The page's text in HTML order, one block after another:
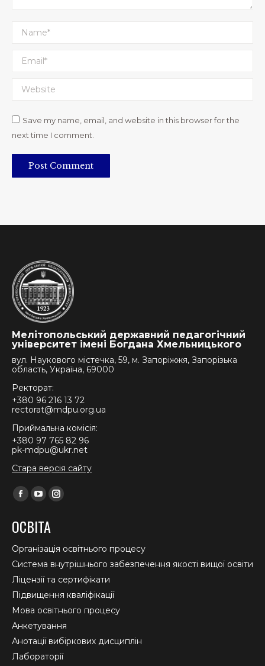
Name *
Email *
Website
Save my name, email, and website in this browser for the
next time I comment.
Post Comment
Мелітопольський державний педагогічний
університет імені Богдана Хмельницького
вул. Наукового містечка, 59, м. Запоріжжя, Запорізька
область, Україна, 69000
Ректорат:
+380 96 216 13 72
rectorat@mdpu.org.ua
Приймальна комісія:
+380 97 765 82 96
pk-mdpu@ukr.net
Стара версія сайту
Find us on:
Facebook
opens
in
new
window
YouTube
opens
in
new
window
Instagram
in
new
window
ОСВІТА
Організація освітнього процесу
Система внутрішнього забезпечення якості вищої освіти
Ліцензії та сертифікати
Підвищення кваліфікації
Мова освітнього процесу
Анкетування
Анотації вибіркових дисциплін
Лабораторії